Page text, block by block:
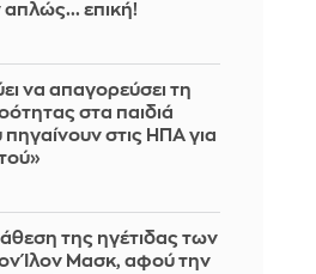
επική!
να απαγορεύσει τη
στα παιδιά
στις ΗΠΑ για
της ηγέτιδας των
Ίλον Μασκ, αφού την